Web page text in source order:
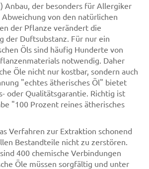
Anbau, der besonders für Allergiker
von den natürlichen
der Pflanze verändert die
der Duftsubstanz. Für nur ein
Öls sind häufig Hunderte von
notwendig. Daher
Öle nicht nur kostbar, sondern auch
"echtes ätherisches Öl" bietet
oder Qualitätsgarantie. Richtig ist
"100 Prozent reines ätherisches
Verfahren zur Extraktion schonend
Bestandteile nicht zu zerstören.
400 chemische Verbindungen
Öle müssen sorgfältig und unter